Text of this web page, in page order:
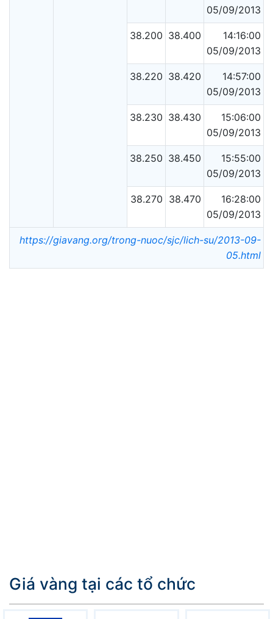
05/09/2013
38.200 38.400
14:16:00
05/09/2013
38.220 38.420
14:57:00
05/09/2013
38.230 38.430
15:06:00
05/09/2013
38.250 38.450
15:55:00
05/09/2013
38.270 38.470
16:28:00
05/09/2013
https://giavang.org/trong-nuoc/sjc/lich-su/2013-09-
05.html
Giá vàng tại các tổ chức